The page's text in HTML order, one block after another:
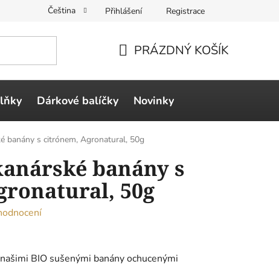
Čeština Přihlášení Registrace
KOŠÍK
PRÁZDNÝ KOŠÍK
Dárkové balíčky Novinky
banány s citrónem, Agronatural, 50g
banány s
50g
BIO sušenými banány ochucenými